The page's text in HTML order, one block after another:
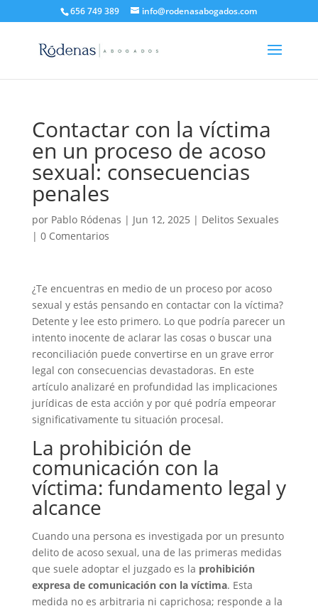
656 749 389 info@rodenasabogados.com
Contactar con la víctima
en un proceso de acoso
sexual: consecuencias
penales
por Pablo Ródenas | Jun 12, 2025 | Delitos Sexuales
| 0 Comentarios
¿Te encuentras en medio de un proceso por acoso
sexual y estás pensando en contactar con la víctima?
Detente y lee esto primero. Lo que podría parecer un
intento inocente de aclarar las cosas o buscar una
reconciliación puede convertirse en un grave error
legal con consecuencias devastadoras. En este
artículo analizaré en profundidad las implicaciones
jurídicas de esta acción y por qué podría empeorar
significativamente tu situación procesal.
La prohibición de
comunicación con la
víctima: fundamento legal y
alcance
Cuando una persona es investigada por un presunto
delito de acoso sexual, una de las primeras medidas
que suele adoptar el juzgado es la prohibición
expresa de comunicación con la víctima. Esta
medida no es arbitraria ni caprichosa; responde a la